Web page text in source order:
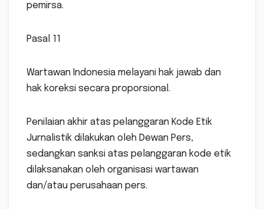
pemirsa.
Pasal 11
Wartawan Indonesia melayani hak jawab dan
hak koreksi secara proporsional.
Penilaian akhir atas pelanggaran Kode Etik
Jurnalistik dilakukan oleh Dewan Pers,
sedangkan sanksi atas pelanggaran kode etik
dilaksanakan oleh organisasi wartawan
dan/atau perusahaan pers.